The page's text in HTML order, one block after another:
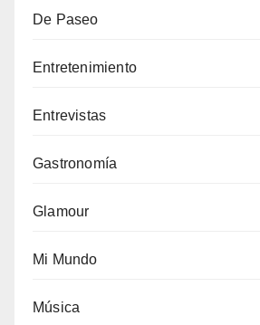
De Paseo
Entretenimiento
Entrevistas
Gastronomía
Glamour
Mi Mundo
Música